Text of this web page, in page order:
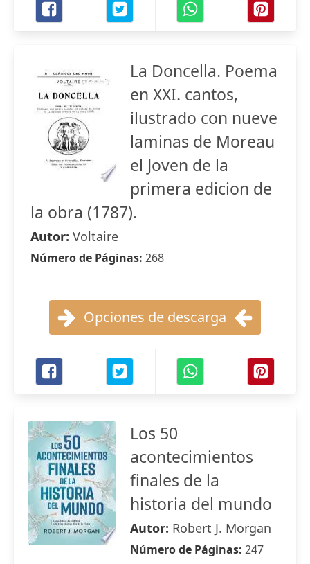
La Doncella. Poema
en XXI. cantos,
ilustrado con nueve
laminas de Moreau
el Joven de la
primera edicion de
la obra (1787).
Autor: Voltaire
Número de Páginas: 268
Opciones de descarga
Los 50
acontecimientos
finales de la
historia del mundo
Autor: Robert J. Morgan
Número de Páginas: 247